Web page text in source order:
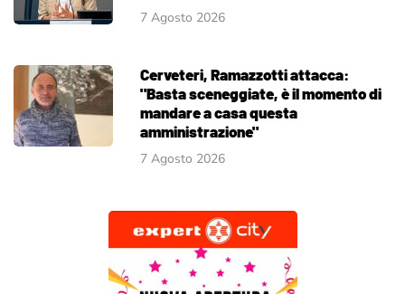
7 Agosto 2026
Cerveteri, Ramazzotti attacca:
"Basta sceneggiate, è il momento di
mandare a casa questa
amministrazione"
7 Agosto 2026